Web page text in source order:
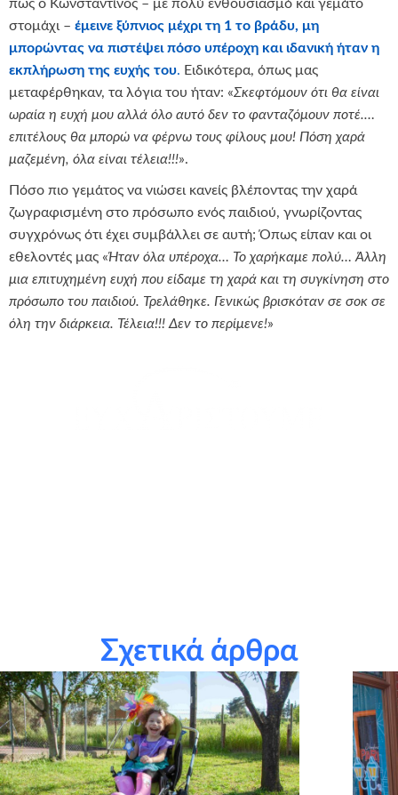
πως ο Κωνσταντίνος – με πολύ ενθουσιασμό και γεμάτο
στομάχι – έμεινε ξύπνιος μέχρι τη 1 το βράδυ, μη
μπορώντας να πιστέψει πόσο υπέροχη και ιδανική ήταν η
εκπλήρωση της ευχής του. Ειδικότερα, όπως μας
μεταφέρθηκαν, τα λόγια του ήταν: «Σκεφτόμουν ότι θα είναι
ωραία η ευχή μου αλλά όλο αυτό δεν το φανταζόμουν ποτέ.…
επιτέλους θα μπορώ να φέρνω τους φίλους μου! Πόση χαρά
μαζεμένη, όλα είναι τέλεια!!!».
Πόσο πιο γεμάτος να νιώσει κανείς βλέποντας την χαρά
ζωγραφισμένη στο πρόσωπο ενός παιδιού, γνωρίζοντας
συγχρόνως ότι έχει συμβάλλει σε αυτή; Όπως είπαν και οι
εθελοντές μας «Ήταν όλα υπέροχα… Το χαρήκαμε πολύ… Άλλη
μια επιτυχημένη ευχή που είδαμε τη χαρά και τη συγκίνηση στο
πρόσωπο του παιδιού. Τρελάθηκε. Γενικώς βρισκόταν σε σοκ σε
όλη την διάρκεια. Τέλεια!!! Δεν το περίμενε!»
Studio Octagon, Manuello Pastry Lab, Μyikona
την εταιρείαCraftbox.gr
για την αποστολή birthday box –
έκπληξη σε όλα τα παιδιά μας, καθώς και τοmyikona.grγια
τη χορηγία όλων των προσωποποιημένων φωτογραφικών
άλμπουμ των παιδιών μας!
Σχετικά άρθρα